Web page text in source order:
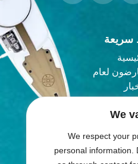
We
We respect your
personal information.
سريعة
المعرض